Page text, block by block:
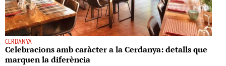
CERDANYA
Celebracions amb caràcter a la Cerdanya: detalls que
marquen la diferència